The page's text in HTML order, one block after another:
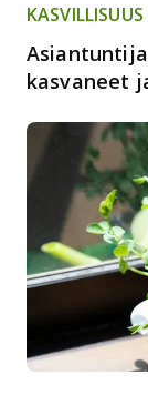
KASVILLISUUS
kasvaneet